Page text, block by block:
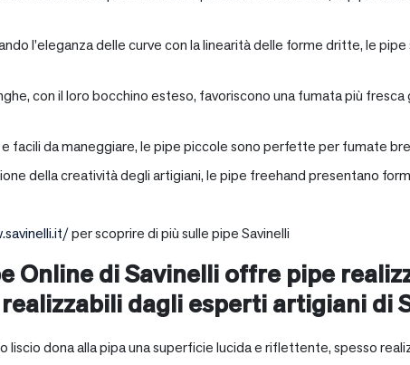
l’eleganza delle curve con la linearità delle forme dritte, le
con il loro bocchino esteso, favoriscono una fumata più
facili da maneggiare, le pipe piccole sono perfette per fumate
della creatività degli artigiani, le pipe freehand presentano
per scoprire di più sulle pipe Savinelli
Online di Savinelli offre pipe
dagli esperti artigiani di
liscio dona alla pipa una superficie lucida e riflettente, spesso